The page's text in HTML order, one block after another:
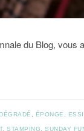
du Blog, vous
DÉGRADÉ , ÉPONGE ,
,STAMPING,SUNDAY